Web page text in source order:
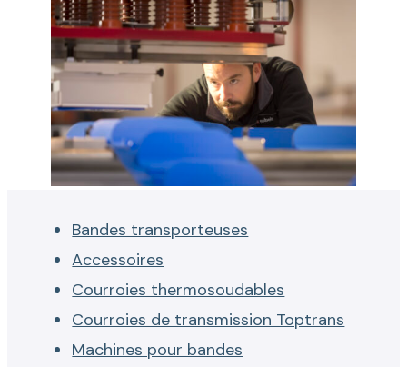
Bandes transporteuses
Accessoires
Courroies thermosoudables
Courroies de transmission Toptrans
Machines pour bandes